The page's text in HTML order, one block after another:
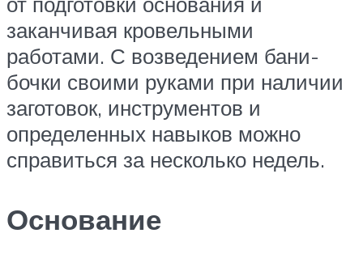
заканчивая кровельными
работами. С возведением бани-
бочки своими руками при наличии
заготовок, инструментов и
определенных навыков можно
справиться за несколько недель.
Основание